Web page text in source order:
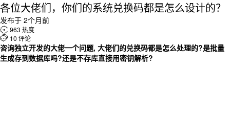
各位大佬们，你们的系统兑换码都是怎么设计的？
发布于 2个月前
 963 热度
 10 评论
咨询独立开发的大佬一个问题, 大佬们的兑换码都是怎么处理的?是批量
生成存到数据库吗?还是不存库直接用密钥解析?